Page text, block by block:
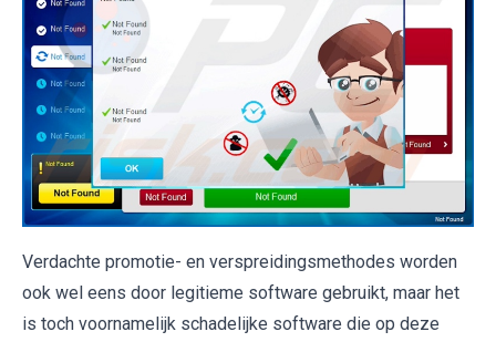
Verdachte promotie- en verspreidingsmethodes worden
ook wel eens door legitieme software gebruikt, maar het
is toch voornamelijk schadelijke software die op deze